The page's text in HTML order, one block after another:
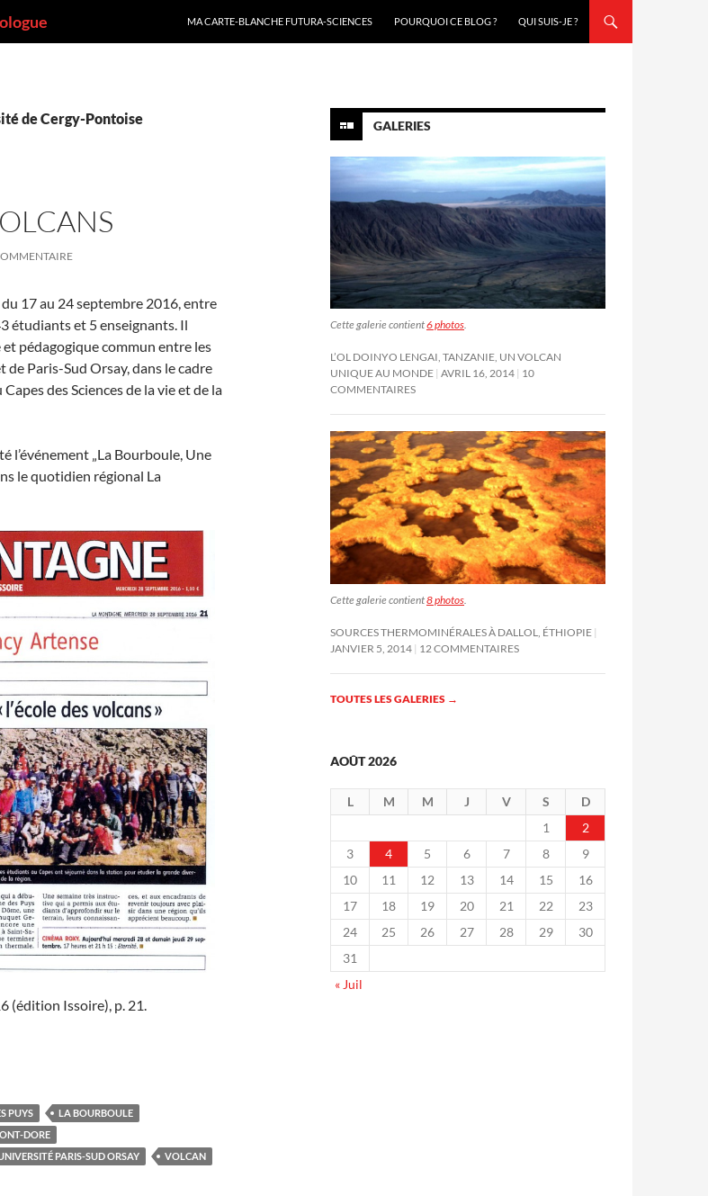
MA CARTE-BLANCHE FUTURA-SCIENCES
POURQUOI CE BLOG ? QUI SUIS-JE ?
de Cergy-Pontoise
17 au 24 septembre 2016, entre
étudiants et 5 enseignants. Il
pédagogique commun entre les
Paris-Sud Orsay, dans le cadre
des Sciences de la vie et de la
l’événement „La Bourboule, Une
le quotidien régional La
(édition Issoire), p. 21.
volcans
PUYS
LA BOURBOULE
DORE
PARIS-SUD ORSAY VOLCAN
GALERIES
Cette galerie contient6 photos.
L’OL DOINYO LENGAI, TANZANIE, UN VOLCAN
UNIQUE AU MONDE AVRIL 16, 2014 10
COMMENTAIRES
Cette galerie contient8 photos
SOURCES THERMOMINÉRALES À DALLOL, ÉTHIOPIE
JANVIER 5, 2014 12 COMMENTAIRES
TOUTES LES GALERIES →
AOÛT 2026
L M M J V S
D
1
2
3
4 5 6 7 8
9
10
11 12 13 14 15
16
17
18 19 20 21 22
23
24
25 26 27 28 29
30
31
« Juil